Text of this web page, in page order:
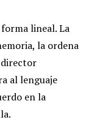
lineal. La
la ordena
al lenguaje
en la